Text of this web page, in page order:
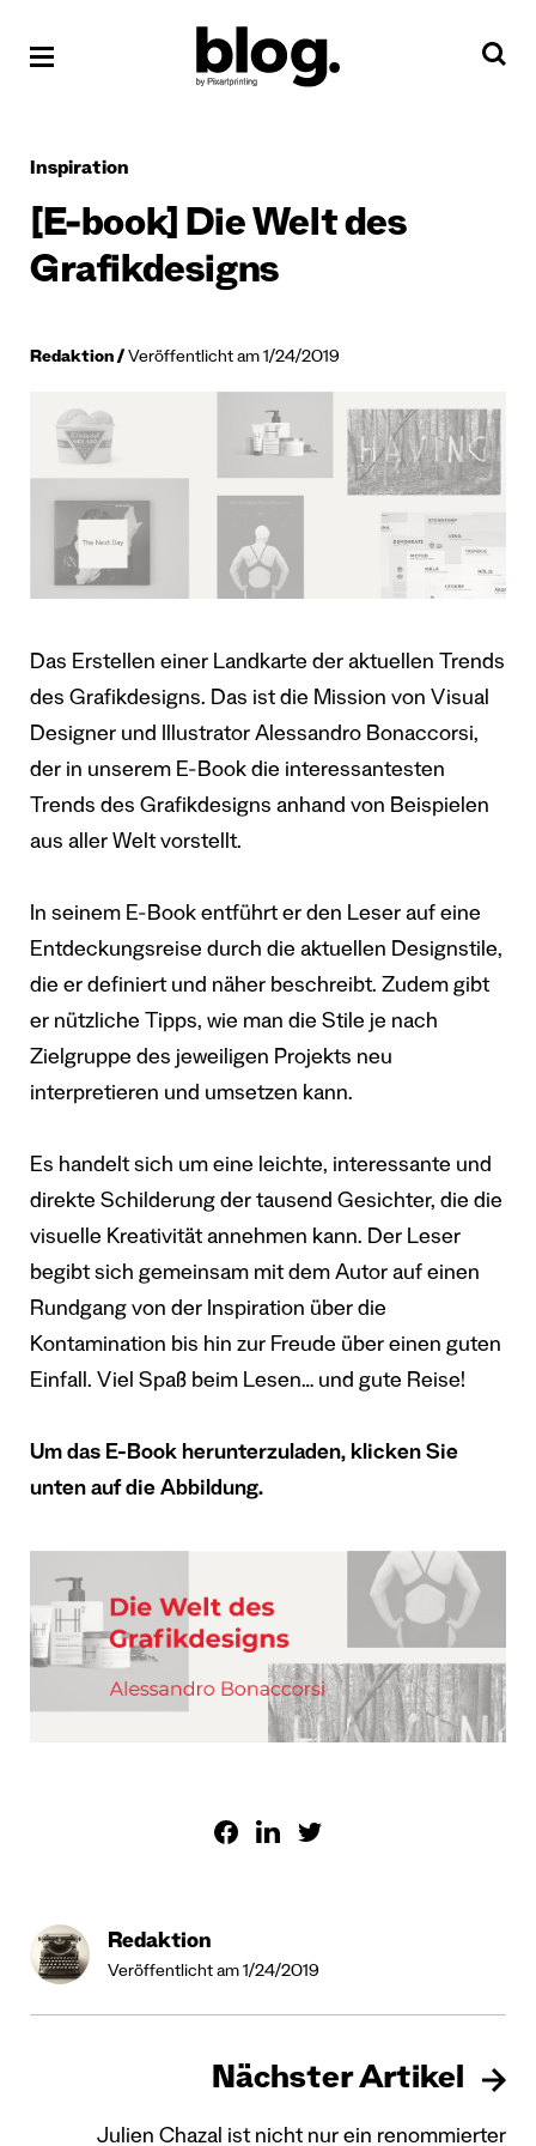
Inspiration
[E-book] Die Welt des
Grafikdesigns
Redaktion Veröffentlicht am 1/24/2019
Das Erstellen einer Landkarte der aktuellen Trends
des Grafikdesigns. Das ist die Mission von Visual
Designer und Illustrator Alessandro Bonaccorsi,
der in unserem E-Book die interessantesten
Trends des Grafikdesigns anhand von Beispielen
aus aller Welt vorstellt.
In seinem E-Book entführt er den Leser auf eine
Entdeckungsreise durch die aktuellen Designstile,
die er definiert und näher beschreibt. Zudem gibt
er nützliche Tipps, wie man die Stile je nach
Zielgruppe des jeweiligen Projekts neu
interpretieren und umsetzen kann.
Es handelt sich um eine leichte, interessante und
direkte Schilderung der tausend Gesichter, die die
visuelle Kreativität annehmen kann. Der Leser
begibt sich gemeinsam mit dem Autor auf einen
Rundgang von der Inspiration über die
Kontamination bis hin zur Freude über einen guten
Einfall. Viel Spaß beim Lesen… und gute Reise!
Um das E-Book herunterzuladen, klicken Sie
unten auf die Abbildung.
Redaktion
Veröffentlicht am 1/24/2019
Nächster Artikel
Julien Chazal ist nicht nur ein renommierter